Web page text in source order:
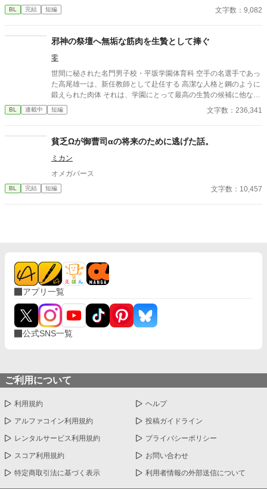
びに、自分の知らなかった感情と快楽を知る。それは、上司とし
ずっと榊だけを見つめ続けてきた、静かな執着がある。 「俺、前
から思ってたんです。 あなたが誰かに“支配される”ところ、き
ることで初めて“生きている”と感じてしまう――。 上司と部下、
立場も理性も、すべてが絡み合うオフィスの夜。 秘密の扉を開け
た榊は、もう戻れない。 快楽に溺れるその瞬間まで、彼を待つの
は破滅か、それとも救いか。 ――これは、ひとりの上司が“愛”と
定。■『それは愛か本能か』と同じ世界設定です。関係は一切な
し。
BL 完結 短編 文字数：9,082
邪神の祭壇へ無垢な筋肉を生贄として捧ぐ
零
世間に秘された名門男子校・平坂学園体育科 空手の名選手であっ
た高尾雄一は、新任教師として赴任する 高潔な人格と鋼のように
鍛えられた肉体 それは、学園にとって最高の生贄の候補に他なら
なかった 至高の筋肉を持つ、精神を削られ意志をなくした青年を
太古の神に捧げるため、“水”、“風”、“土”の信奉者達が暗躍する 意
校で繰り広げられるダークファンタジー
BL 連載中 短編 文字数：236,341
貧乏Ωが御曹司αの将来のために逃げた話。
ミカン
オメガバース
BL 完結 短編 文字数：10,457
アプリ一覧
公式SNS一覧
ご利用について
利用規約 ヘルプ
アルファコイン利用規約 投稿ガイドライン
レンタルサービス利用規約 プライバシーポリシー
スコア利用規約 お問い合わせ
特定商取引法に基づく表示 利用者情報の外部送信について